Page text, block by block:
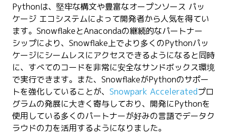
Pythonは、堅牢な構文や豊富なオープンソース パッ
ケージ エコシステムによって開発者から人気を得てい
ます。SnowflakeとAnacondaの継続的なパートナー
シップにより、Snowflake上でより多くのPythonパッ
ケージにシームレスにアクセスできるようになると同時
に、すべてのコードを非常に安全なサンドボックス環境
で実行できます。また、SnowflakeがPythonのサポー
トを強化していることが、 Snowpark Acceleratedプロ
グラムの発展に大きく寄与しており、開発にPythonを
使用している多くのパートナーが好みの言語でデータク
ラウドの力を活用するようになりました。